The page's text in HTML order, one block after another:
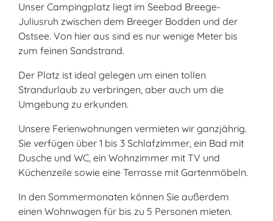
Unser Campingplatz liegt im Seebad Breege-
Juliusruh zwischen dem Breeger Bodden und der
Ostsee. Von hier aus sind es nur wenige Meter bis
zum feinen Sandstrand.
Der Platz ist ideal gelegen um einen tollen
Strandurlaub zu verbringen, aber auch um die
Umgebung zu erkunden.
Unsere Ferienwohnungen vermieten wir ganzjährig.
Sie verfügen über 1 bis 3 Schlafzimmer, ein Bad mit
Dusche und WC, ein Wohnzimmer mit TV und
Küchenzeile sowie eine Terrasse mit Gartenmöbeln.
In den Sommermonaten können Sie außerdem
einen Wohnwagen für bis zu 5 Personen mieten.